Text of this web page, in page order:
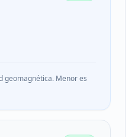
geomagnética. Menor es